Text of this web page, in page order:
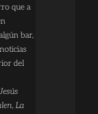
que a
bar,
del
La